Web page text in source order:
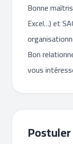
Bonne
Excel…) et
Bon
vous
Postuler